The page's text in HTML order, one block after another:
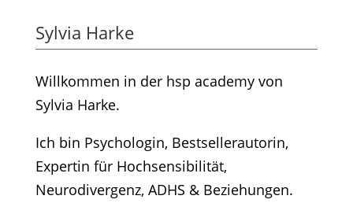
Sylvia Harke
Willkommen in der hsp academy von
Sylvia Harke.
Ich bin Psychologin, Bestsellerautorin,
Expertin für Hochsensibilität,
Neurodivergenz, ADHS & Beziehungen.